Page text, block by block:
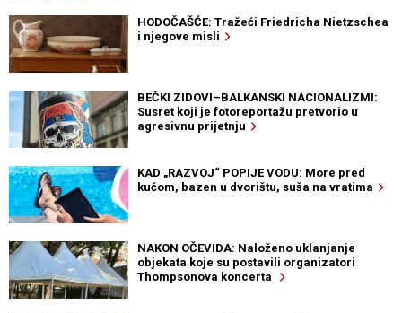
HODOČAŠĆE: Tražeći Friedricha Nietzschea
i njegove misli
BEČKI ZIDOVI–BALKANSKI NACIONALIZMI:
Susret koji je fotoreportažu pretvorio u
agresivnu prijetnju
KAD „RAZVOJ“ POPIJE VODU: More pred
kućom, bazen u dvorištu, suša na vratima
NAKON OČEVIDA: Naloženo uklanjanje
objekata koje su postavili organizatori
Thompsonova koncerta